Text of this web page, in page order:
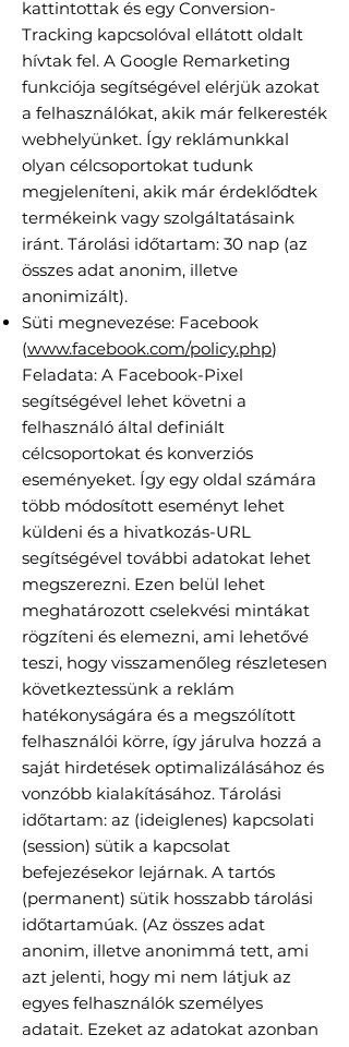
kattintottak és egy Conversion-
Tracking kapcsolóval ellátott oldalt
hívtak fel. A Google Remarketing
funkciója segítségével elérjük azokat
a felhasználókat, akik már felkeresték
webhelyünket. Így reklámunkkal
olyan célcsoportokat tudunk
megjeleníteni, akik már érdeklődtek
termékeink vagy szolgáltatásaink
iránt. Tárolási időtartam: 30 nap (az
összes adat anonim, illetve
anonimizált).
Süti megnevezése: Facebook
(www.facebook.com/policy.php)
Feladata: A Facebook-Pixel
segítségével lehet követni a
felhasználó által definiált
célcsoportokat és konverziós
eseményeket. Így egy oldal számára
több módosított eseményt lehet
küldeni és a hivatkozás-URL
segítségével további adatokat lehet
megszerezni. Ezen belül lehet
meghatározott cselekvési mintákat
rögzíteni és elemezni, ami lehetővé
teszi, hogy visszamenőleg részletesen
következtessünk a reklám
hatékonyságára és a megszólított
felhasználói körre, így járulva hozzá a
saját hirdetések optimalizálásához és
vonzóbb kialakításához. Tárolási
időtartam: az (ideiglenes) kapcsolati
(session) sütik a kapcsolat
befejezésekor lejárnak. A tartós
(permanent) sütik hosszabb tárolási
időtartamúak. (Az összes adat
anonim, illetve anonimmá tett, ami
azt jelenti, hogy mi nem látjuk az
egyes felhasználók személyes
adatait. Ezeket az adatokat azonban